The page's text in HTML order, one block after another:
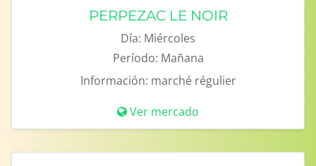
PERPEZAC LE NOIR
Día: Miércoles
Período: Mañana
Información: marché régulier
Ver mercado